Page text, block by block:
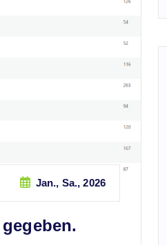
Jan., Sa., 2026